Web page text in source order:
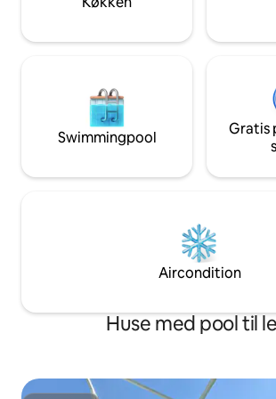
datoerne hurtigt bliver fyldt op!
Swimmingpool
Gratis
Aircondition
Huse med pool til